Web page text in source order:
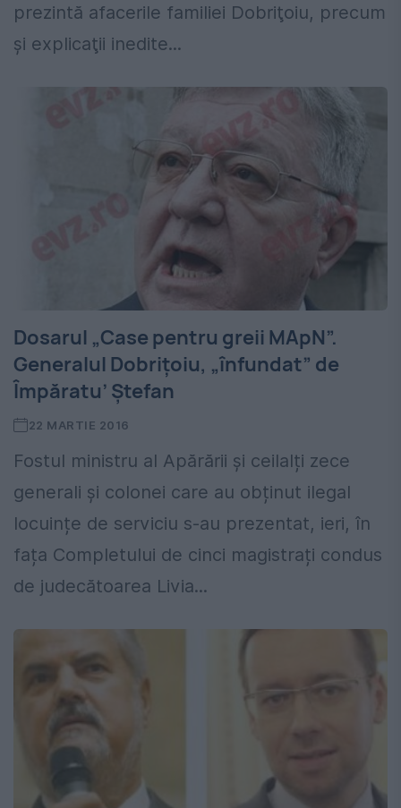
prezintă afacerile familiei Dobriţoiu, precum
şi explicaţii inedite...
Dosarul „Case pentru greii MApN”.
Generalul Dobrițoiu, „înfundat” de
Împăratu’ Ștefan
22 MARTIE 2016
Fostul ministru al Apărării și ceilalți zece
generali și colonei care au obținut ilegal
locuințe de serviciu s-au prezentat, ieri, în
fața Completului de cinci magistrați condus
de judecătoarea Livia...